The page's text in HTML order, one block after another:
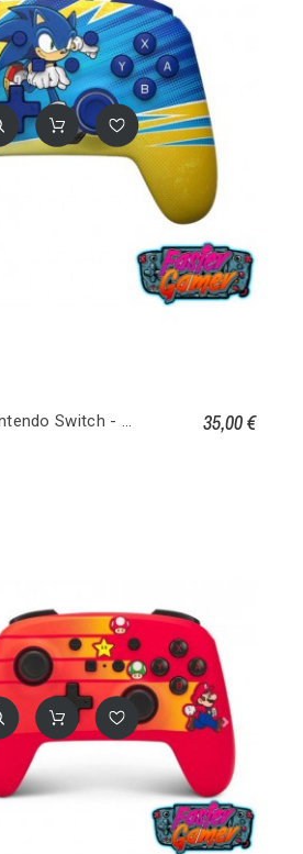
Wired Controller Nintendo Switch - Sonic Boost 35,00 €